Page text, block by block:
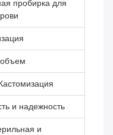
пробирка для
и надежность
и